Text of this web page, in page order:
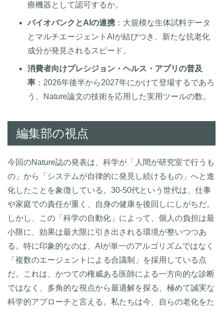
療機器として認可するか。
バイオバンクとAIの連携 ：大規模な生体試料データ
とマルチエージェントAIが結びつき、新たな抗老化
成分が発見されるスピード。
消費者向けプレシジョン・ヘルス・アプリの普及
率 ：2026年後半から2027年にかけて登場するであろ
う、Nature論文の技術を応用した実用ツールの数。
編集部の視点
今回のNature誌の発表は、科学が「人間が研究室で行うも
の」から「システムが自律的に発見し続けるもの」へと進
化したことを象徴している。30-50代という世代は、仕事
や家庭での責任が重く、自身の健康を後回しにしがちだ。
しかし、この「科学の自動化」によって、個人の負担は最
小限に、効果は最大限に引き出される環境が整いつつあ
る。特に印象的なのは、AIが単一のアルゴリズムではなく
「複数のエージェントによる合議制」を採用している点
だ。これは、かつての権威ある医師による一方向的な診断
ではなく、多角的な視点から最適解を探る、極めて誠実な
科学的アプローチと言える。私たちは今、自らの老化をた